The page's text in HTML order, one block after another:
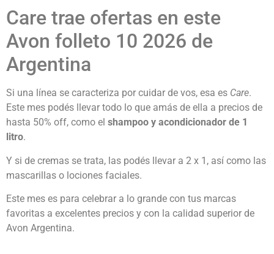
Care trae ofertas en este
Avon folleto 10 2026 de
Argentina
Si una línea se caracteriza por cuidar de vos, esa es Care.
Este mes podés llevar todo lo que amás de ella a precios de
hasta 50% off, como el shampoo y acondicionador de 1
litro.
Y si de cremas se trata, las podés llevar a 2 x 1, así como las
mascarillas o lociones faciales.
Este mes es para celebrar a lo grande con tus marcas
favoritas a excelentes precios y con la calidad superior de
Avon Argentina.